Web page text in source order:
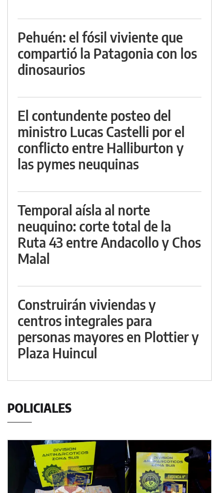
Pehuén: el fósil viviente que
compartió la Patagonia con los
dinosaurios
El contundente posteo del
ministro Lucas Castelli por el
conflicto entre Halliburton y
las pymes neuquinas
Temporal aísla al norte
neuquino: corte total de la
Ruta 43 entre Andacollo y Chos
Malal
Construirán viviendas y
centros integrales para
personas mayores en Plottier y
Plaza Huincul
POLICIALES